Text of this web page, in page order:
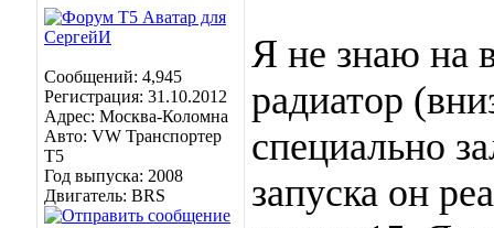
Сообщений: 4,945
Регистрация: 31.10.2012
Адрес: Москва-Коломна
Авто: VW Транспортер
Т5
Год выпуска: 2008
Двигатель: BRS
Я не знаю на
радиатор
специально
запуска он